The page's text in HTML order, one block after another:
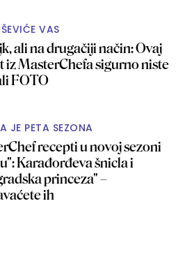
VAS
ali na drugačiji način: Ovaj
iz MasterChefa sigurno niste
FOTO
JE PETA SEZONA
recepti u novoj sezoni
Karađorđeva šnicla i
princeza" –
ih